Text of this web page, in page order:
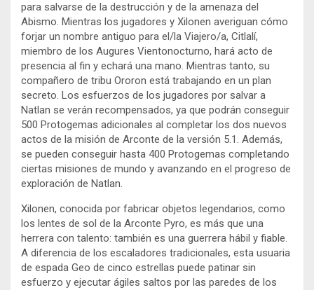
para salvarse de la destrucción y de la amenaza del
Abismo. Mientras los jugadores y Xilonen averiguan cómo
forjar un nombre antiguo para el/la Viajero/a, Citlalí,
miembro de los Augures Vientonocturno, hará acto de
presencia al fin y echará una mano. Mientras tanto, su
compañero de tribu Ororon está trabajando en un plan
secreto. Los esfuerzos de los jugadores por salvar a
Natlan se verán recompensados, ya que podrán conseguir
500 Protogemas adicionales al completar los dos nuevos
actos de la misión de Arconte de la versión 5.1. Además,
se pueden conseguir hasta 400 Protogemas completando
ciertas misiones de mundo y avanzando en el progreso de
exploración de Natlan.
Xilonen, conocida por fabricar objetos legendarios, como
los lentes de sol de la Arconte Pyro, es más que una
herrera con talento: también es una guerrera hábil y fiable.
A diferencia de los escaladores tradicionales, esta usuaria
de espada Geo de cinco estrellas puede patinar sin
esfuerzo y ejecutar ágiles saltos por las paredes de los